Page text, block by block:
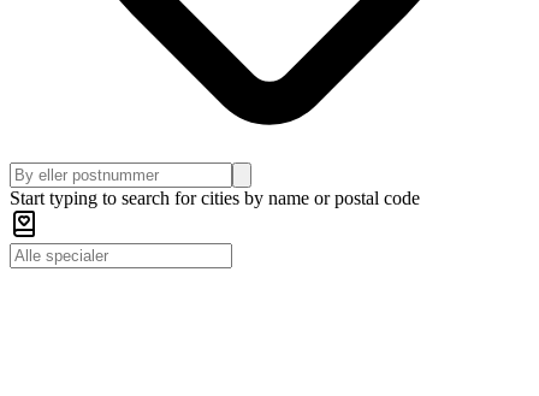
Start typing to search for cities by name or postal code